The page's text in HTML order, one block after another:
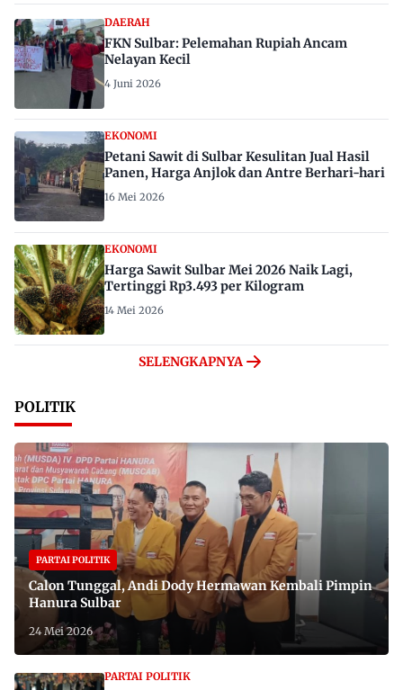
DAERAH
FKN Sulbar: Pelemahan Rupiah Ancam
Nelayan Kecil
4 Juni 2026
EKONOMI
Petani Sawit di Sulbar Kesulitan Jual Hasil
Panen, Harga Anjlok dan Antre Berhari-hari
16 Mei 2026
EKONOMI
Harga Sawit Sulbar Mei 2026 Naik Lagi,
Tertinggi Rp3.493 per Kilogram
14 Mei 2026
SELENGKAPNYA
POLITIK
PARTAI POLITIK
Calon Tunggal, Andi Dody Hermawan Kembali Pimpin
Hanura Sulbar
24 Mei 2026
PARTAI POLITIK